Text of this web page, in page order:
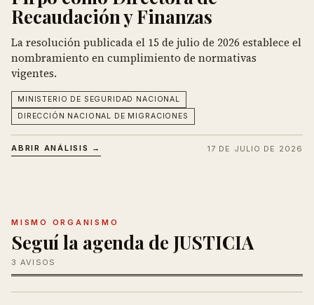
Recaudación y Finanzas
La resolución publicada el 15 de julio de 2026 establece el
nombramiento en cumplimiento de normativas
vigentes.
MINISTERIO DE SEGURIDAD NACIONAL
DIRECCIÓN NACIONAL DE MIGRACIONES
ABRIR ANÁLISIS → 17 DE JULIO DE 2026
MISMO ORGANISMO
Seguí la agenda de JUSTICIA
3 AVISOS